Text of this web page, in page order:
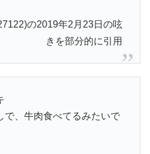
の2019年2月23日の呟
きを部分的に引用
で、牛肉食べてるみたいで